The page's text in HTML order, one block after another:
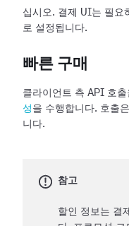
십시오. 결제 UI는 필요
로 설정됩니다.
빠른 구매
클라이언트 측 API 호출
성 을 수행합니다. 호출
니다.
참고
할인 정보는 결